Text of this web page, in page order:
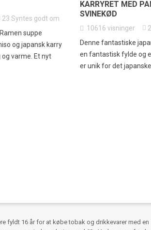
23 Syntes godt om
suppe
og japansk karry
varme. Et nyt
KARRYRET MED
SVINEKØD
10616 visninger
Denne fantastiske
en fantastisk fylde og
er unik for det japanske
fyldt 16 år for at købe tobak og drikkevarer med en